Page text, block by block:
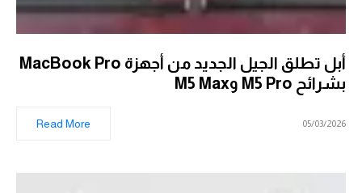
أبل تطلق الجيل الجديد من أجهزة MacBook Pro
بشرائح M5 Pro وM5 Max
05/03/2026
Read More